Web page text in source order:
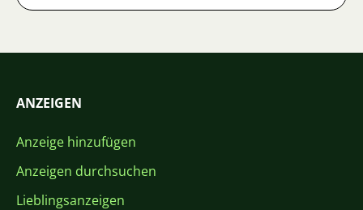
ANZEIGEN
Anzeige hinzufügen
Anzeigen durchsuchen
Lieblingsanzeigen